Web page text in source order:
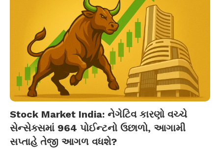
Stock Market India: નેગેટિવ કારણો વચ્ચે
સેન્સેક્સમાં 964 પોઈન્ટનો ઉછાળો, આગામી
સપ્તાહે તેજી આગળ વધશે?